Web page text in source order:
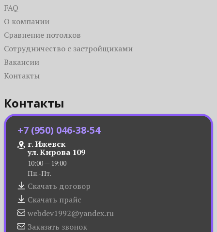
FAQ
О компании
Сравнение потолков
Сотрудничество с застройщиками
Вакансии
Контакты
Контакты
+7 (950) 046-38-54
г. Ижевск
ул. Кирова 109
10:00 — 19:00
Пн.-Пт.
Скачать договор
Скачать прайс
webdev1992@yandex.ru
Заказать звонок